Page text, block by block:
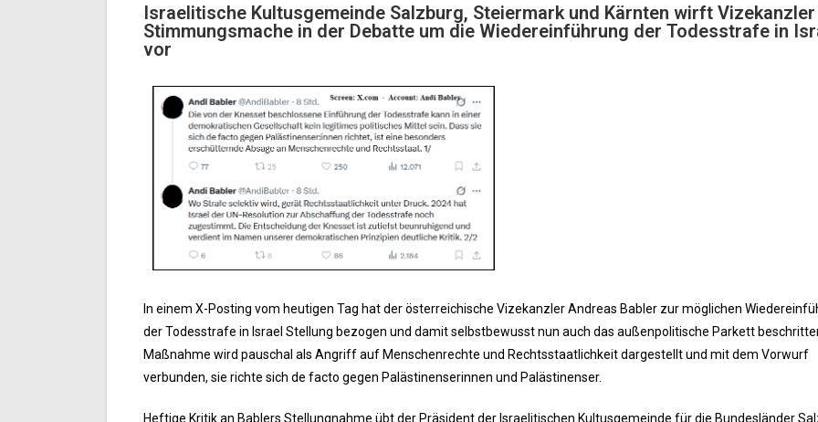
Israelitische Kultusgemeinde Salzburg, Steiermark und Kärnten wirft Vizekanzler
Stimmungsmache in der Debatte um die Wiedereinführung der Todesstrafe in
vor
In einem X-Posting vom heutigen Tag hat der österreichische Vizekanzler Andreas Babler zur möglichen
der Todesstrafe in Israel Stellung bezogen und damit selbstbewusst nun auch das außenpolitische Parkett
Maßnahme wird pauschal als Angriff auf Menschenrechte und Rechtsstaatlichkeit dargestellt und mit dem Vorwurf
verbunden, sie richte sich de facto gegen Palästinenserinnen und Palästinenser.
Heftige Kritik an Bablers Stellungnahme übt der Präsident der Israelitischen Kultusgemeinde für die Bundesländer